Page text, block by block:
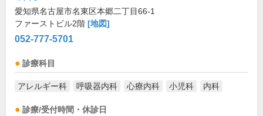
愛知県名古屋市名東区本郷二丁目66-1
ファーストビル2階 [地図]
052-777-5701
診療科目
アレルギー科 呼吸器内科 心療内科 小児科 内科
診療/受付時間・休診日